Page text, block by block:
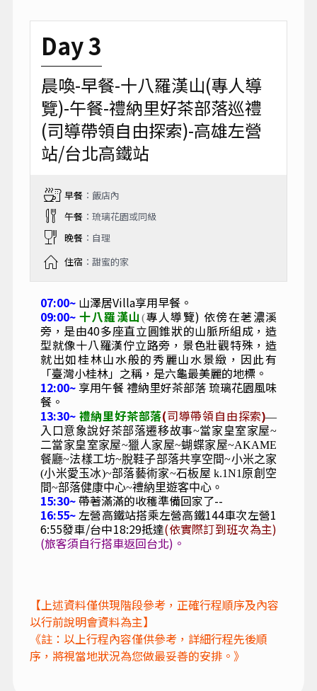
Day 3
晨喚-早餐-十八羅漢山(專人導
覽)-午餐-禮納里好茶部落巡禮
(司導帶領自由探索)-高雄左營
站/台北高鐵站
早餐：飯店內
午餐：琉璃花園或同級
晚餐：自理
住宿 ：甜蜜的家
07:00~ 山澤居Villa享用早餐。
09:00~十八羅漢山 (專人導覽) 依傍在荖濃溪
旁，是由40多座直立圓錐狀的山脈所組成，造
型就像十八羅漢佇立路旁，景色壯觀特殊，造
就出如桂林山水般的秀麗山水景緻，因此有
「臺灣小桂林」之稱，是六龜最美麗的地標。
12:00~享用午餐 禮納里好茶部落 琉璃花園風味
餐。
13:30~ 禮納里好茶部落(司導帶領自由探索)—
入口意象說好茶部落遷移故事~當家皇室家屋~
二當家皇室家屋~獵人家屋~蝴蝶家屋~AKAME
餐廳~法樣工坊~脫鞋子部落共享空間~小米之家
(小米愛玉冰)~部落藝術家~石板屋 k.1N1原創空
間~部落健康中心~禮納里遊客中心。
15:30~帶著滿滿的收穫準備回家了--
16:55~左營高鐵站搭乘左營高鐵144車次左營1
6:55發車/台中18:29抵達(依實際訂到班次為主)
(旅客須自行搭車返回台北)。